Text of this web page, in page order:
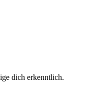
dich erkenntlich.